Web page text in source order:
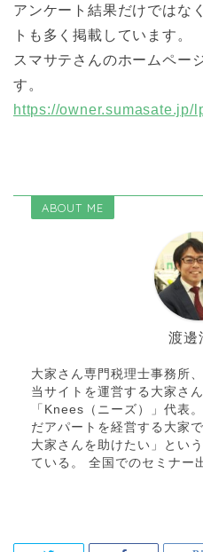
アンケート結果だけではな
トも多く掲載しています。
スマサテさんのホームペー
す。
https://owner.sumasate.jp/
ABOUT ME
渡邊
大家さん専門税理士事務所
当サイトを運営する大家さ
「Knees（ニーズ）」代表
だアパートを経営する大家
大家さんを助けたい」とい
ている。 全国でのセミナー